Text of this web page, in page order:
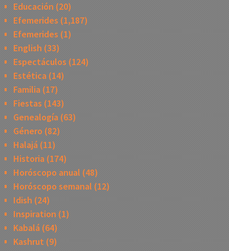
Educación (20)
Efemerides (1,187)
Efemerides (1)
English (33)
Espectáculos (124)
Estética(14)
Familia(17)
Fiestas (143)
Genealogía(63)
Género (82)
Halajá(11)
Historia(174)
Horóscopo anual (48)
Horóscopo semanal (12)
Idish (24)
Inspiration (1)
Kabalá(64)
Kashrut (9)